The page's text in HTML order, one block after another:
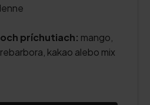
príchutiach: mango,
kakao alebo mix